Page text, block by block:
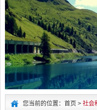
您当前的位置：首页 > 社会